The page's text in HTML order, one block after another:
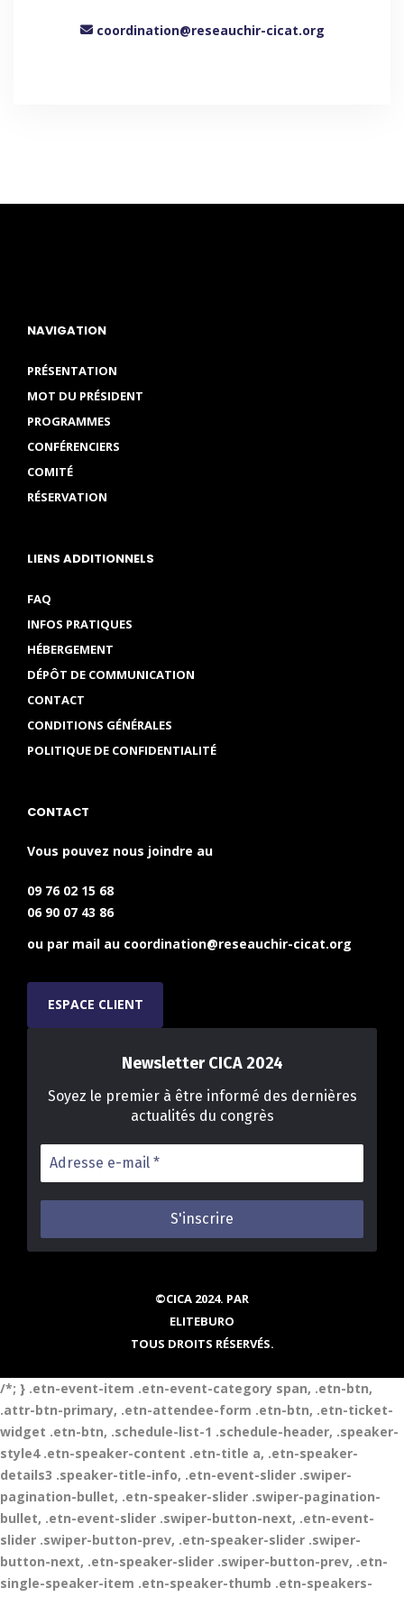
coordination@reseauchir-cicat.org
NAVIGATION
PRÉSENTATION
MOT DU PRÉSIDENT
PROGRAMMES
CONFÉRENCIERS
COMITÉ
RÉSERVATION
LIENS ADDITIONNELS
FAQ
INFOS PRATIQUES
HÉBERGEMENT
DÉPÔT DE COMMUNICATION
CONTACT
CONDITIONS GÉNÉRALES
POLITIQUE DE CONFIDENTIALITÉ
CONTACT
Vous pouvez nous joindre au
09 76 02 15 68
06 90 07 43 86
ou par mail au coordination@reseauchir-cicat.org
ESPACE CLIENT
Newsletter CICA 2024
Soyez le premier à être informé des dernières
actualités du congrès
Adresse
e-
mail
*
©CICA 2024. PAR
ELITEBURO
TOUS DROITS RÉSERVÉS.
/*; } .etn-event-item .etn-event-category span, .etn-btn,
.attr-btn-primary, .etn-attendee-form .etn-btn, .etn-ticket-
widget .etn-btn, .schedule-list-1 .schedule-header, .speaker-
style4 .etn-speaker-content .etn-title a, .etn-speaker-
details3 .speaker-title-info, .etn-event-slider .swiper-
pagination-bullet, .etn-speaker-slider .swiper-pagination-
bullet, .etn-event-slider .swiper-button-next, .etn-event-
slider .swiper-button-prev, .etn-speaker-slider .swiper-
button-next, .etn-speaker-slider .swiper-button-prev, .etn-
single-speaker-item .etn-speaker-thumb .etn-speakers-